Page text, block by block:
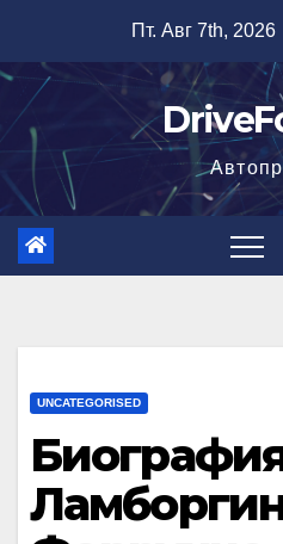
содержимому
Пт. Авг 7th, 2026
UNCATEGORISED